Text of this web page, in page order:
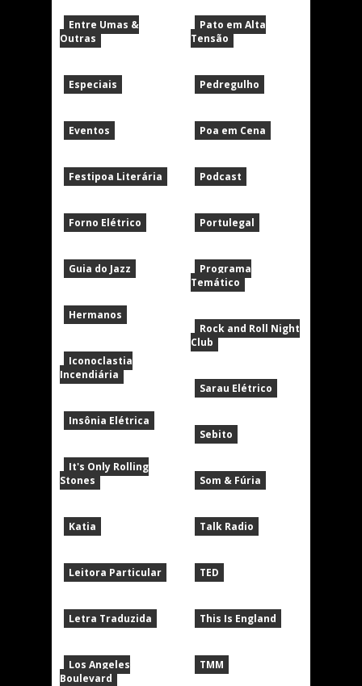
Entre Umas &
Outras
Especiais
Eventos
Festipoa Literária
Forno Elétrico
Guia do Jazz
Hermanos
Iconoclastia
Incendiária
Insônia Elétrica
It's Only Rolling
Stones
Katia
Leitora Particular
Letra Traduzida
Los Angeles
Boulevard
Pato em Alta
Tensão
Pedregulho
Poa em Cena
Podcast
Portulegal
Programa
Temático
Rock and Roll Night
Club
Sarau Elétrico
Sebito
Som & Fúria
Talk Radio
TED
This Is England
TMM